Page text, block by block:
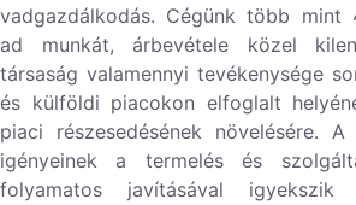
vadgazdálkodás. Cégünk több mint
ad munkát, árbevétele közel
társaság valamennyi tevékenysége
és külföldi piacokon elfoglalt
piaci részesedésének növelésére.
igényeinek a termelés és
folyamatos javításával igyekszik